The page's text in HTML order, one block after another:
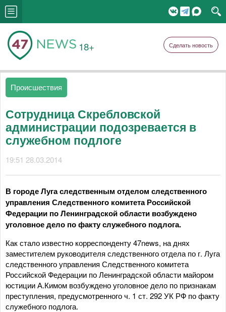
18+ Сделать новость
Происшествия
Сотрудница Скребловской
администрации подозревается в
служебном подлоге
19:51 28.03.2014
В городе Луга следственным отделом следственного
управления Следственного комитета Российской
Федерации по Ленинградской области возбуждено
уголовное дело по факту служебного подлога.
Как стало известно корреспонденту 47news, на днях
заместителем руководителя следственного отдела по г. Луга
следственного управления Следственного комитета
Российской Федерации по Ленинградской области майором
юстиции А.Кимом возбуждено уголовное дело по признакам
преступления, предусмотренного ч. 1 ст. 292 УК РФ по факту
служебного подлога.